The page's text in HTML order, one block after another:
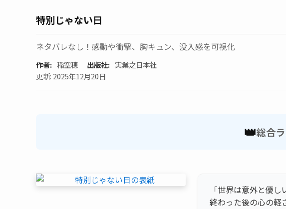
特別じゃない日
ネタバレなし！感動や衝撃、胸キュン、没入感を可視化
作者: 稲空穂 出版社: 実業之日本社
更新: 2025年12月20日
👑総合
「世界は意外と優
終わった後の心の軽